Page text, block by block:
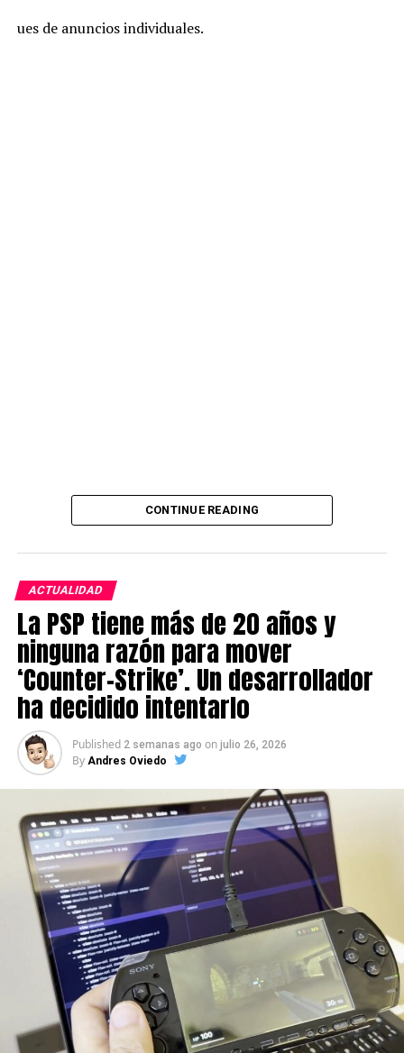
ues de anuncios individuales.
Source link
CONTINUE READING
ACTUALIDAD
La PSP tiene más de 20 años y
ninguna razón para mover
‘Counter-Strike’. Un desarrollador
ha decidido intentarlo
Published 2 semanas ago on julio 26, 2026
By Andres Oviedo